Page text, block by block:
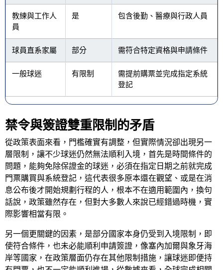
教練與工作人
員
是 包含後勤、醫療與行政人員
球員直系家屬 部分 需符合特定資格與申請條件
一般球迷 有限制
需提前購票並完成指定系統
登記
禁令與簽證雙重限制的矛盾
從政策表面來看，門檻確實有調整，但實際情況卻出現另一
層限制，讓不少球迷仍然無法順利入境，首先是時間條件的
問題，能夠免除保證金的球迷，必須在指定日期之前就完成
門票購買與系統登記，這代表很多原本還在觀望、或是在消
息公布後才開始規劃行程的人，根本不在適用範圍內，換句
話說，政策雖然存在，但對大多數人來說已經錯過時機，實
際影響相當有限。
另一個更關鍵的因素，是部分國家本身仍受到入境限制，即
使符合條件，也未必能順利申請簽證，像塞內加爾與象牙海
岸等國家，在政策層面仍存在其他限制措施，讓球迷即便持